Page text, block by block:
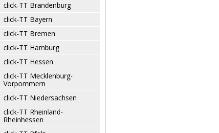
click-TT Brandenburg
click-TT Bayern
click-TT Bremen
click-TT Hamburg
click-TT Hessen
click-TT Mecklenburg-
Vorpommern
click-TT Niedersachsen
click-TT Rheinland-
Rheinhessen